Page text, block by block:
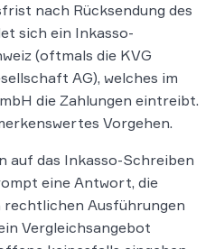
nach Rücksendung des
sich ein Inkasso-
(oftmals die KVG
AG), welches im
die Zahlungen eintreibt.
Vorgehen.
das Inkasso-Schreiben
eine Antwort, die
Ausführungen
Vergleichsangebot